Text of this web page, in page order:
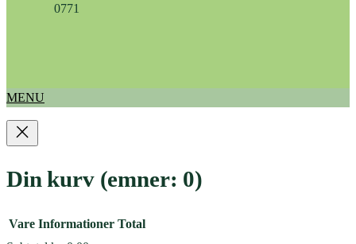
0771
MENU
Din kurv (emner: 0)
Vare Informationer Total